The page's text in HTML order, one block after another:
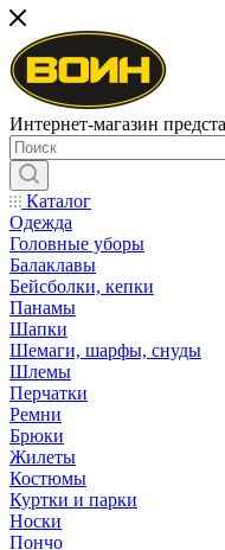
Интернет-магазин
Каталог
Одежда
Головные уборы
Балаклавы
Бейсболки, кепки
Панамы
Шапки
Шемаги, шарфы, снуды
Шлемы
Перчатки
Ремни
Брюки
Жилеты
Костюмы
Куртки и парки
Носки
Пончо